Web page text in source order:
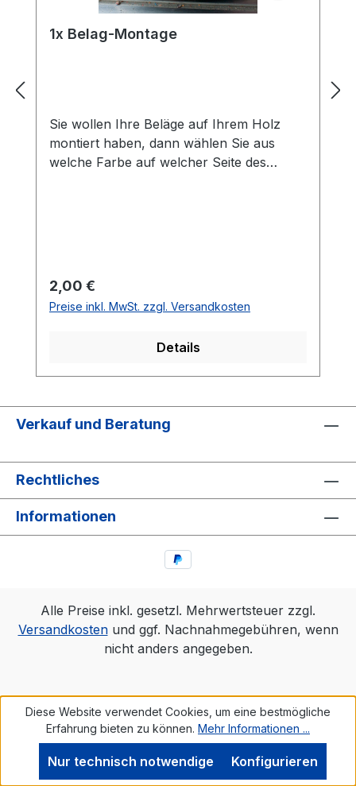
1x Belag-Montage
Sie wollen Ihre Beläge auf Ihrem Holz
montiert haben, dann wählen Sie aus
welche Farbe auf welcher Seite des
inklusive.Bei den Komplettschläger
müssen Sie KEINE Belag-Montage mit in
Regulärer Preis:
2,00 €
Preise inkl. MwSt. zzgl. Versandkosten
Details
Verkauf und Beratung
Rechtliches
Informationen
Alle Preise inkl. gesetzl. Mehrwertsteuer zzgl.
Versandkostenund ggf. Nachnahmegebühren, wenn
nicht anders angegeben.
Diese Website verwendet Cookies, um eine bestmögliche
Erfahrung bieten zu können. Mehr Informationen ...
Nur technisch notwendige Konfigurieren